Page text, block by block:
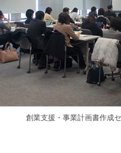
創業支援・事業計画書作成